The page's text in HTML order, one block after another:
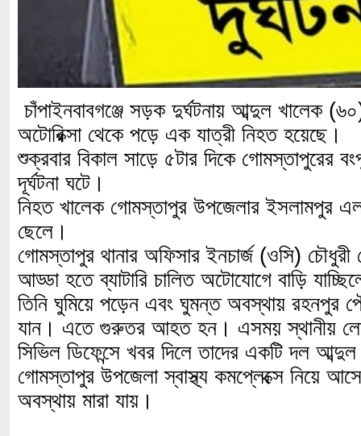
চাঁপাইনবাবগঞ্জে সড়ক দুর্ঘটনায় আব্দুল খালেক (৬০)
অটোরিক্সা থেকে পড়ে এক যাত্রী নিহত হয়েছে।
শুক্রবার বিকাল সাড়ে ৫টার দিকে গোমস্তাপুরের
দূর্ঘটনা ঘটে।
নিহত খালেক গোমস্তাপুর উপজেলার ইসলামপুর
ছেলে।
গোমস্তাপুর থানার অফিসার ইনচার্জ (ওসি) চৌধুরী
আড্ডা হতে ব্যাটারি চালিত অটোযোগে বাড়ি
তিনি ঘুমিয়ে পড়েন এবং ঘুমন্ত অবস্থায় রহনপুর
যান। এতে গুরুতর আহত হন। এসময় স্থানীয়
সিভিল ডিফেন্সে খবর দিলে তাদের একটি দল
গোমস্তাপুর উপজেলা স্বাস্থ্য কমপ্লেক্সে নিয়ে
অবস্থায় মারা যায়।